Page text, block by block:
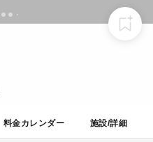
料金カレンダー 施設/詳細